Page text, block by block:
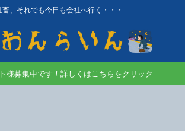
畜、それでも今日も会社へ行く・・・
様募集中です！詳しくはこちらをクリック